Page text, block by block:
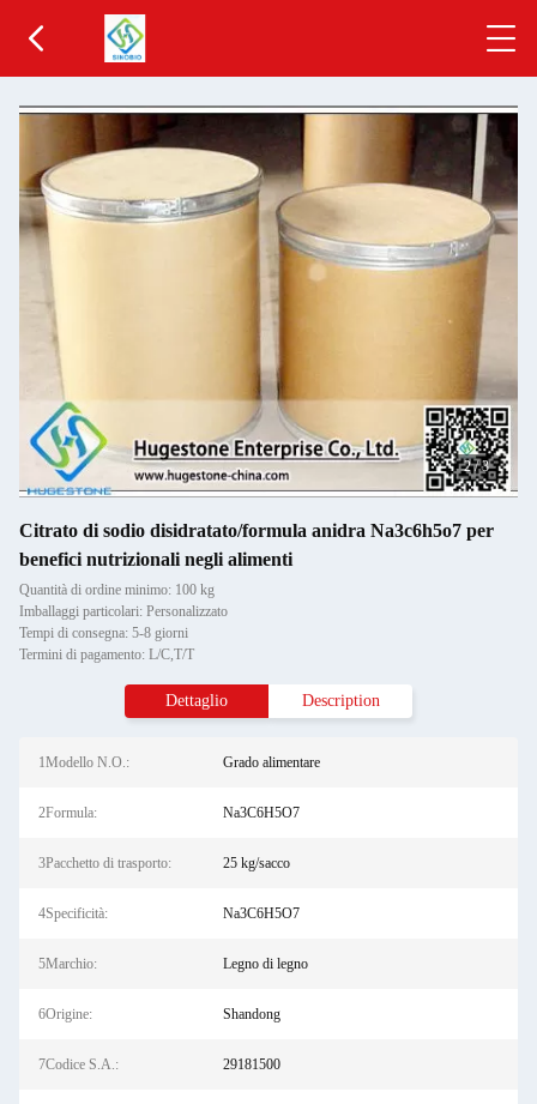
2/3
Citrato di sodio disidratato/formula anidra Na3c6h5o7 per
benefici nutrizionali negli alimenti
Quantità di ordine minimo: 100 kg
Imballaggi particolari: Personalizzato
Tempi di consegna: 5-8 giorni
Termini di pagamento: L/C,T/T
Dettaglio Description
1Modello N.O.: Grado alimentare
2Formula: Na3C6H5O7
3Pacchetto di trasporto: 25 kg/sacco
4Specificità: Na3C6H5O7
5Marchio: Legno di legno
6Origine: Shandong
7Codice S.A.: 29181500